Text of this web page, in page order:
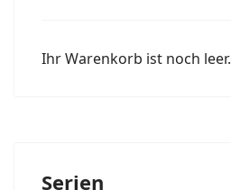
Ihr Warenkorb ist noch leer.
Serien